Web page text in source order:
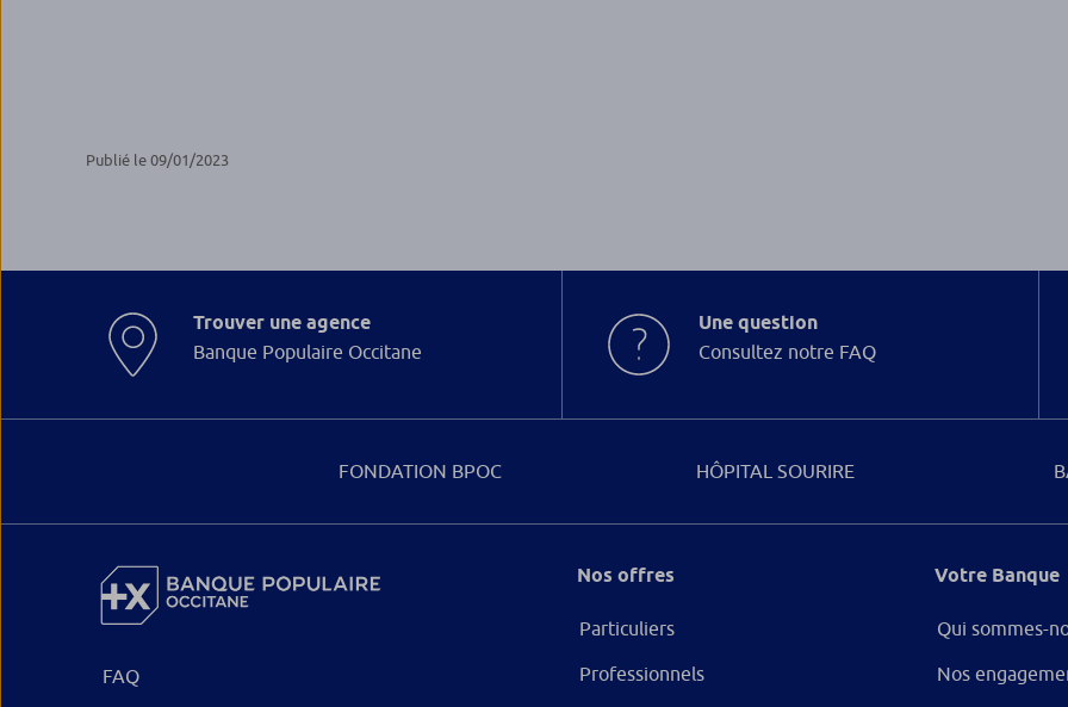
Publié le 09/01/2023
Trouver une agence
Banque Populaire Occitane
Une question
Consultez notre FAQ
FONDATION BPOC HÔPITAL SOURIRE
FAQ
Nos offres
Particuliers
Professionnels
Votre Banque
Qui sommes-
Nos